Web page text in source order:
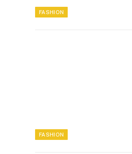
FASHION
FASHION